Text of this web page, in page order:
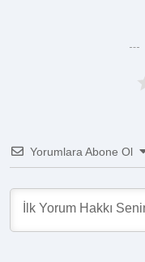
Yorumlara Abone Ol